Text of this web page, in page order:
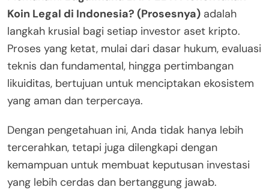
Koin Legal di Indonesia? (Prosesnya) adalah
langkah krusial bagi setiap investor aset kripto.
Proses yang ketat, mulai dari dasar hukum, evaluasi
teknis dan fundamental, hingga pertimbangan
likuiditas, bertujuan untuk menciptakan ekosistem
yang aman dan terpercaya.
Dengan pengetahuan ini, Anda tidak hanya lebih
tercerahkan, tetapi juga dilengkapi dengan
kemampuan untuk membuat keputusan investasi
yang lebih cerdas dan bertanggung jawab.